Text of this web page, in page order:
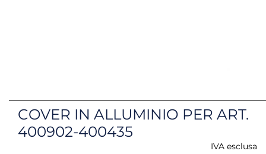
COVER IN ALLUMINIO PER ART.
400902-400435
IVA esclusa